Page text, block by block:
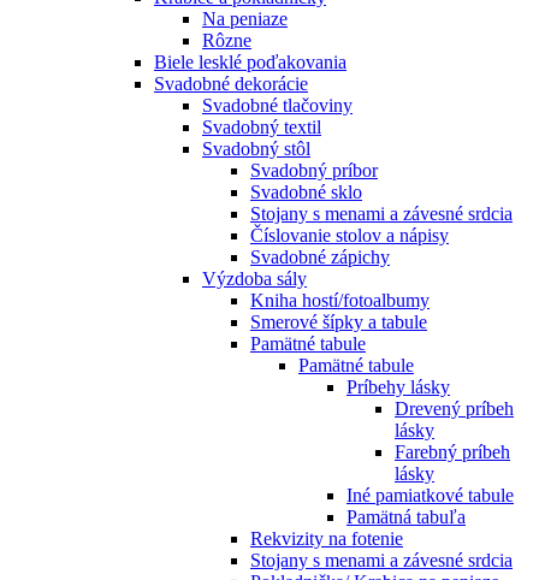
Na peniaze
Rôzne
Biele lesklé poďakovania
Svadobné dekorácie
Svadobné tlačoviny
Svadobný textil
Svadobný stôl
Svadobný príbor
Svadobné sklo
Stojany s menami a závesné srdcia
Číslovanie stolov a nápisy
Svadobné zápichy
Výzdoba sály
Kniha hostí/fotoalbumy
Smerové šípky a tabule
Pamätné tabule
Pamätné tabule
Príbehy lásky
Drevený príbeh
lásky
Farebný príbeh
lásky
Iné pamiatkové tabule
Pamätná tabuľa
Rekvizity na fotenie
Stojany s menami a závesné srdcia